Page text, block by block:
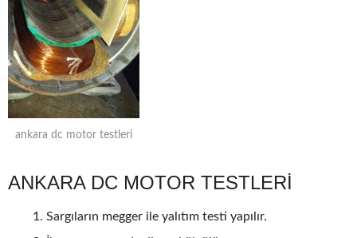
ankara dc motor testleri
ANKARA DC MOTOR TESTLERİ
Sargıların megger ile yalıtım testi yapılır.